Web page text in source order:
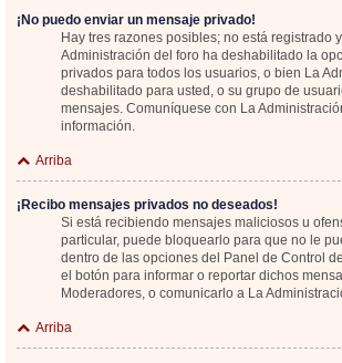
¡No puedo enviar un mensaje privado!
Hay tres razones posibles; no está registrado
Administración del foro ha deshabilitado la
privados para todos los usuarios, o bien La
deshabilitado para usted, o su grupo de
mensajes. Comuníquese con La
información.
Arriba
¡Recibo mensajes privados no deseados!
Si está recibiendo mensajes maliciosos u
particular, puede bloquearlo para que no le
dentro de las opciones del Panel de Control
el botón para informar o reportar dichos
Moderadores, o comunicarlo a La
Arriba